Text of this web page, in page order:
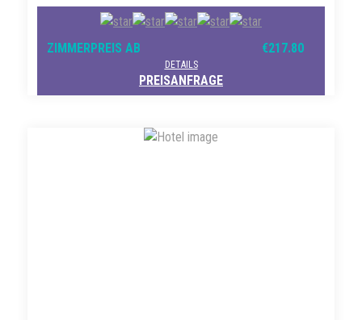
ZIMMERPREIS AB €217.80
DETAILS
PREISANFRAGE